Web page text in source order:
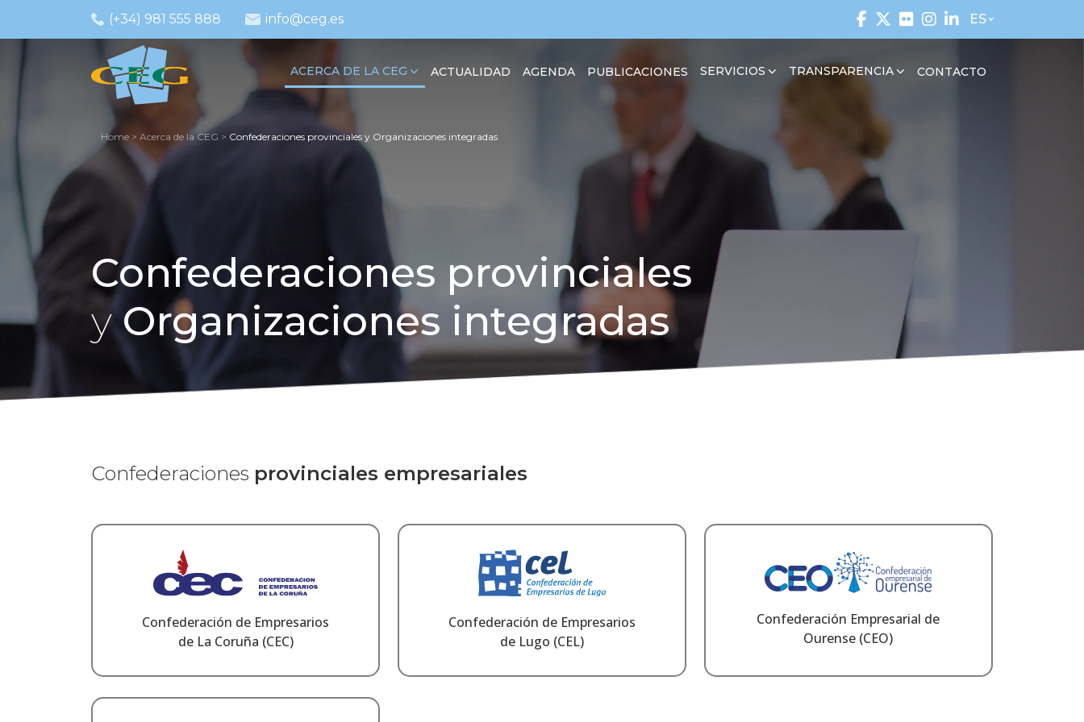
(+34) 981 555 888 info@ceg.es ES
ACERCA DE LA CEG ACTUALIDAD AGENDA PUBLICACIONES SERVICIOS TRANSPARENCIA CONTACTO
Home> Acerca de la CEG > Confederaciones provinciales y Organizaciones integradas
Confederaciones provinciales
yOrganizaciones integradas
Confederaciones provinciales empresariales
Confederación de Empresarios
de La Coruña (CEC)
Confederación de Empresarios
de Lugo (CEL)
Confederación Empresarial de
Ourense (CEO)